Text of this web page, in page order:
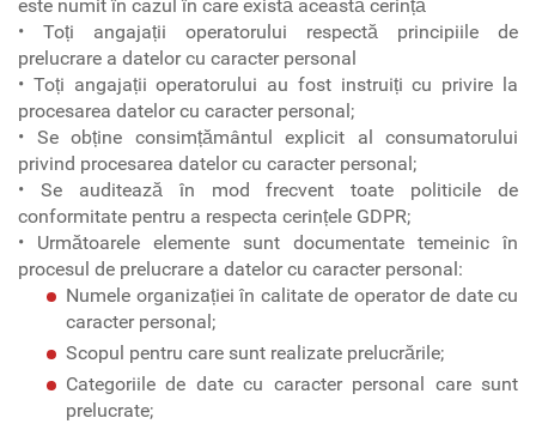
este numit în cazul în care există această cerință
• Toți angajații operatorului respectă principiile de
prelucrare a datelor cu caracter personal
• Toți angajații operatorului au fost instruiți cu privire la
procesarea datelor cu caracter personal;
• Se obține consimțământul explicit al consumatorului
privind procesarea datelor cu caracter personal;
• Se auditează în mod frecvent toate politicile de
conformitate pentru a respecta cerințele GDPR;
• Următoarele elemente sunt documentate temeinic în
procesul de prelucrare a datelor cu caracter personal:
Numele organizației în calitate de operator de date cu
caracter personal;
Scopul pentru care sunt realizate prelucrările;
Categoriile de date cu caracter personal care sunt
prelucrate;